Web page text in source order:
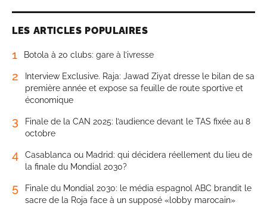
LES ARTICLES POPULAIRES
1 Botola à 20 clubs: gare à l’ivresse
2
Interview Exclusive. Raja: Jawad Ziyat dresse le bilan de sa
première année et expose sa feuille de route sportive et
économique
3
Finale de la CAN 2025: l’audience devant le TAS fixée au 8
octobre
4
Casablanca ou Madrid: qui décidera réellement du lieu de
la finale du Mondial 2030?
5
Finale du Mondial 2030: le média espagnol ABC brandit le
sacre de la Roja face à un supposé «lobby marocain»